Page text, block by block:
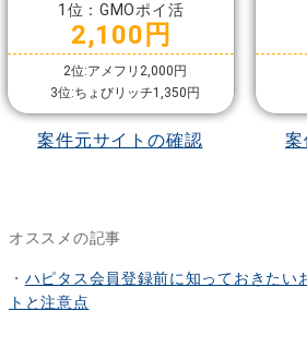
1位：GMOポイ活
2,100円
2位:アメフリ2,000円
3位:ちょびリッチ1,350円
案件元サイトの確認 案
オススメの記事
・ ハピタス会員登録前に知っておきたい
トと注意点